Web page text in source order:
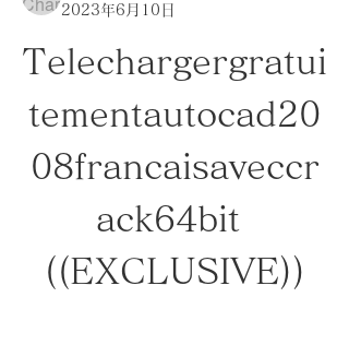
2023年6月10日
Telechargergratui
tementautocad20
08francaisaveccr
ack64bit
((EXCLUSIVE))